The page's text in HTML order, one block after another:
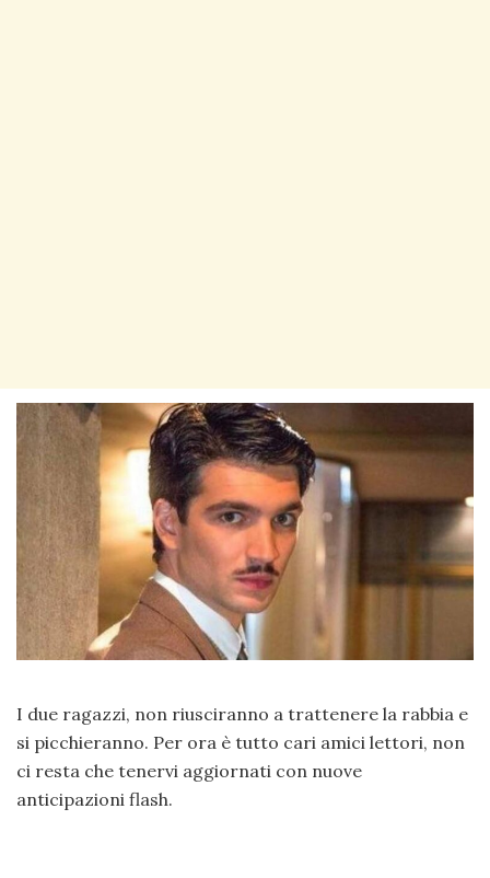
I due ragazzi, non riusciranno a trattenere la rabbia e
si picchieranno. Per ora è tutto cari amici lettori, non
ci resta che tenervi aggiornati con nuove
anticipazioni flash.